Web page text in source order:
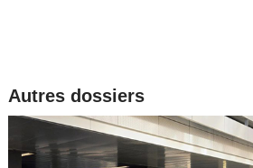
Autres dossiers